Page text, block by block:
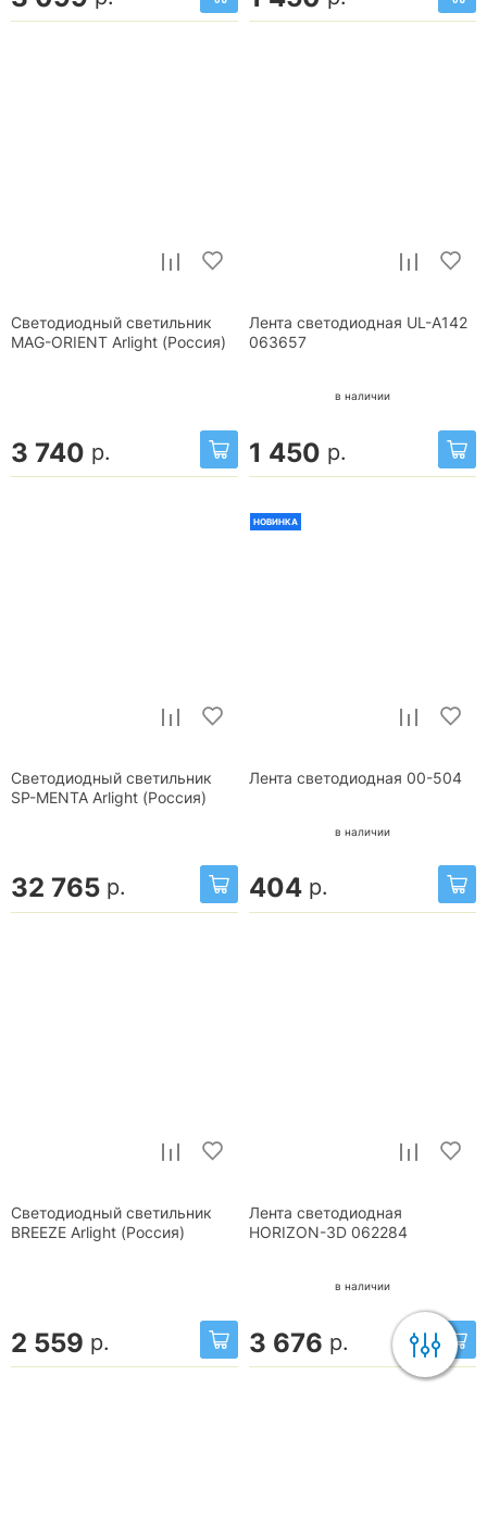
Светодиодный светильник
MAG-ORIENT Arlight (Россия)
3 740 р.
Лента светодиодная UL-A142
063657
в наличии
1 450 р.
Светодиодный светильник
SP-MENTA Arlight (Россия)
32 765 р.
НОВИНКА
Лента светодиодная 00-504
в наличии
404 р.
Светодиодный светильник
BREEZE Arlight (Россия)
2 559 р.
Лента светодиодная
HORIZON-3D 062284
в наличии
3 676 р.